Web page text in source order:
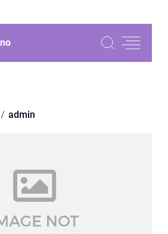
no
admin